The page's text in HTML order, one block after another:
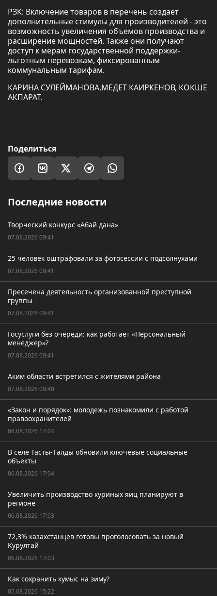
РЗК: Включение товаров в перечень создает
дополнительные стимулы для производителей - это
возможность увеличения объемов производства и
расширение мощностей. Также они получают
доступ к мерам государственной поддержки-
льготным перевозкам, фиксированным
коммунальным тарифам.
КАРИНА СУЛЕЙМАНОВА,МЕДЕТ КАИРКЕНОВ, КОКШЕ
АКПАРАТ.
Поделиться
Последние новости
Творческий конкурс «Абай дана»
07.08.2026 09:41
25 человек оштрафовали за фотосессии с подсолнухами
07.08.2026 09:41
Пресечена деятельность организованной преступной
группы
07.08.2026 09:41
Госуслуги без очереди: как работает «Персональный
менеджер»?
07.08.2026 09:41
Аким области встретился с жителями района
07.08.2026 09:40
«Закон и порядок»: молодежь познакомили с работой
правоохранителей
06.08.2026 17:04
В селе Тасты-Tалды обновили ключевые социальные
объекты
06.08.2026 17:04
Увеличить производство куриных яиц планируют в
регионе
06.08.2026 17:03
72,3% казахстанцев готовы проголосовать за новый
Курултай
06.08.2026 17:03
Как сохранить кумыс на зиму?
05.08.2026 15:22